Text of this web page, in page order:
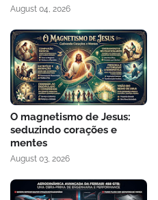
August 04, 2026
O magnetismo de Jesus:
seduzindo corações e
mentes
August 03, 2026